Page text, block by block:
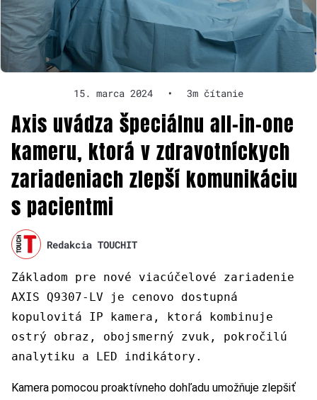
15. marca 2024 • 3m čítanie
Axis uvádza špeciálnu all-in-one
kameru, ktorá v zdravotníckych
zariadeniach zlepší komunikáciu
s pacientmi
Redakcia TOUCHIT
Základom pre nové viacúčelové zariadenie
AXIS Q9307-LV je cenovo dostupná
kopulovitá IP kamera, ktorá kombinuje
ostrý obraz, obojsmerný zvuk, pokročilú
analytiku a LED indikátory.
Kamera pomocou proaktívneho dohľadu umožňuje zlepšiť